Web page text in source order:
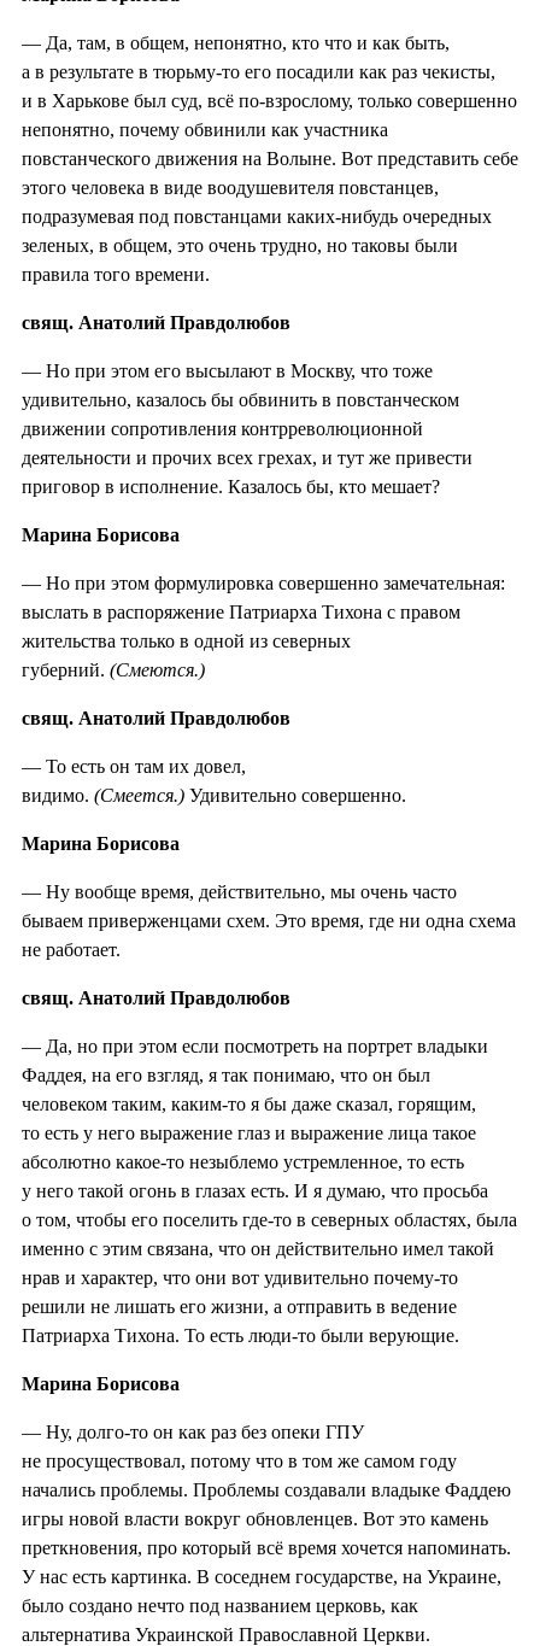
— Да, там, в общем, непонятно, кто что и как быть,
а в результате в тюрьму-то его посадили как раз чекисты,
и в Харькове был суд, всё по-взрослому, только совершенно
непонятно, почему обвинили как участника
повстанческого движения на Волыне. Вот представить себе
этого человека в виде воодушевителя повстанцев,
подразумевая под повстанцами каких-нибудь очередных
зеленых, в общем, это очень трудно, но таковы были
правила того времени.
свящ. Анатолий Правдолюбов
— Но при этом его высылают в Москву, что тоже
удивительно, казалось бы обвинить в повстанческом
движении сопротивления контрреволюционной
деятельности и прочих всех грехах, и тут же привести
приговор в исполнение. Казалось бы, кто мешает?
Марина Борисова
— Но при этом формулировка совершенно замечательная:
выслать в распоряжение Патриарха Тихона с правом
жительства только в одной из cеверных
губерний. (Смеются.)
свящ. Анатолий Правдолюбов
— То есть он там их довел,
видимо. (Смеется.) Удивительно совершенно.
Марина Борисова
— Ну вообще время, действительно, мы очень часто
бываем приверженцами схем. Это время, где ни одна схема
не работает.
свящ. Анатолий Правдолюбов
— Да, но при этом если посмотреть на портрет владыки
Фаддея, на его взгляд, я так понимаю, что он был
человеком таким, каким-то я бы даже сказал, горящим,
то есть у него выражение глаз и выражение лица такое
абсолютно какое-то незыблемо устремленное, то есть
у него такой огонь в глазах есть. И я думаю, что просьба
о том, чтобы его поселить где-то в северных областях, была
именно с этим связана, что он действительно имел такой
нрав и характер, что они вот удивительно почему-то
решили не лишать его жизни, а отправить в ведение
Патриарха Тихона. То есть люди-то были верующие.
Марина Борисова
— Ну, долго-то он как раз без опеки ГПУ
не просуществовал, потому что в том же самом году
начались проблемы. Проблемы создавали владыке Фаддею
игры новой власти вокруг обновленцев. Вот это камень
преткновения, про который всё время хочется напоминать.
У нас есть картинка. В соседнем государстве, на Украине,
было создано нечто под названием церковь, как
альтернатива Украинской Православной Церкви.